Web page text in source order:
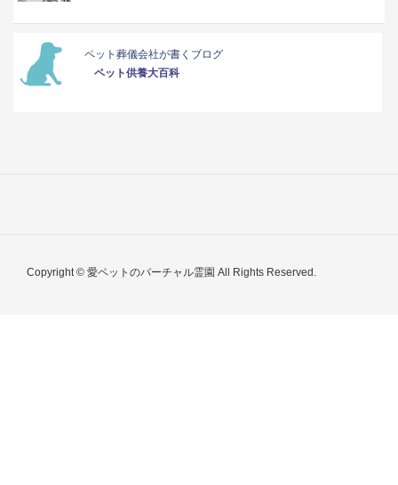
ペット葬儀会社が書くブログ
ペット供養大百科
Copyright © 愛ペットのバーチャル霊園 All Rights Reserved.